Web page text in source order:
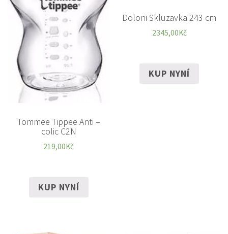
Tommee Tippee Anti –
colic C2N
219,00Kč
KUP NYNÍ
Doloni Skluzavka 243 cm
2345,00Kč
KUP NYNÍ